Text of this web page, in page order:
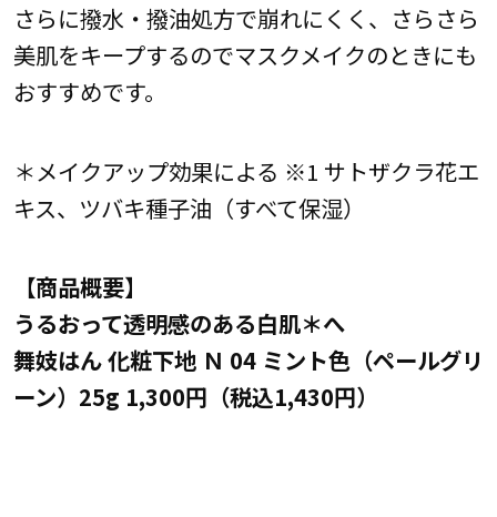
さらに撥水・撥油処方で崩れにくく、さらさら
美肌をキープするのでマスクメイクのときにも
おすすめです。
＊メイクアップ効果による ※1 サトザクラ花エ
キス、ツバキ種子油（すべて保湿）
【商品概要】
うるおって透明感のある白肌＊へ
舞妓はん 化粧下地 Ｎ 04 ミント色（ペールグリ
ーン）25g 1,300円（税込1,430円）